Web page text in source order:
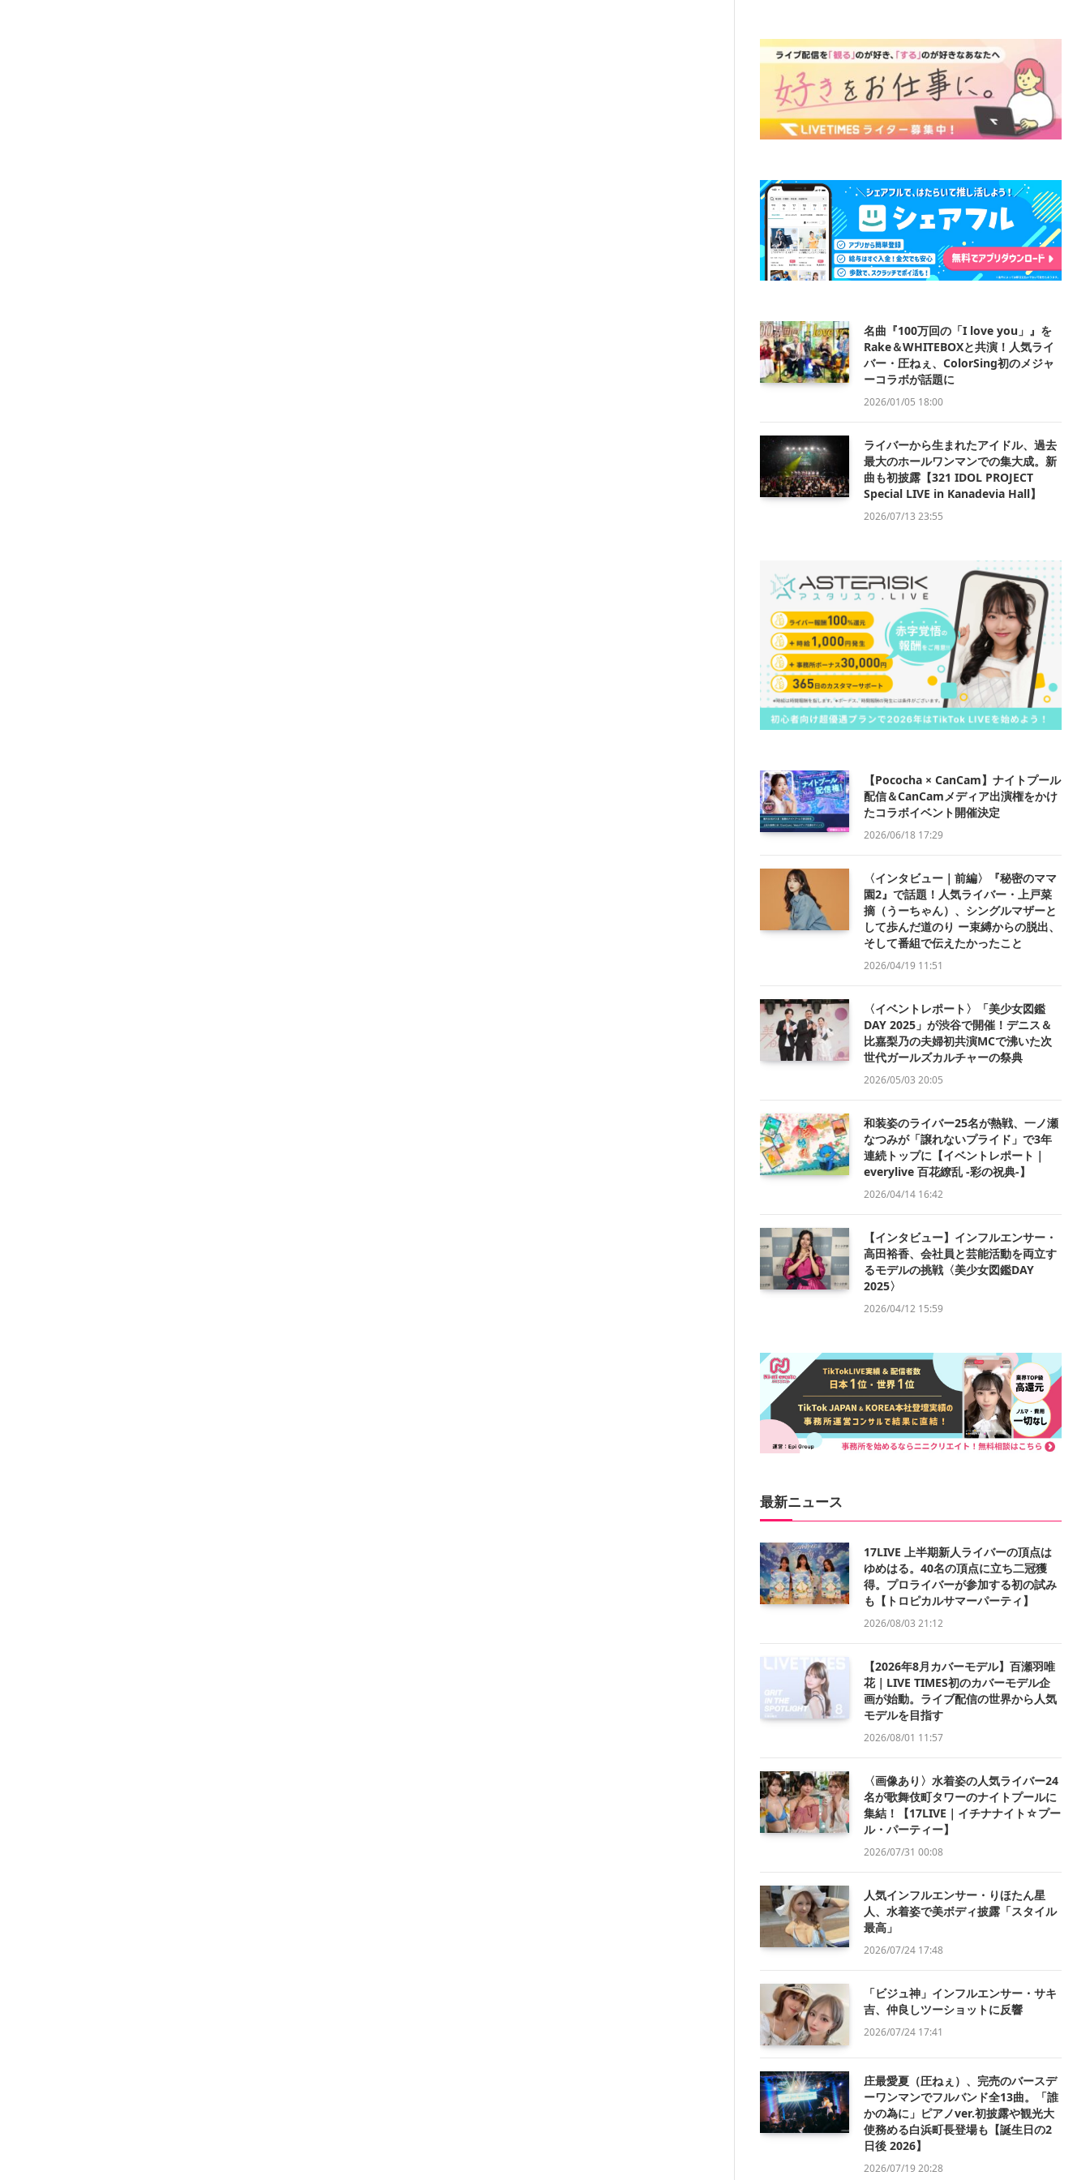
名曲『100万回の「I love you」』を
Rake＆WHITEBOXと共演！人気ライ
バー・圧ねぇ、ColorSing初のメジャ
ーコラボが話題に
2026/01/05 18:00
ライバーから生まれたアイドル、過去
最大のホールワンマンでの集大成。新
曲も初披露【321 IDOL PROJECT
Special LIVE in Kanadevia Hall】
2026/07/13 23:55
【Pococha × CanCam】ナイトプール
配信＆CanCamメディア出演権をかけ
たコラボイベント開催決定
2026/06/18 17:29
〈インタビュー｜前編〉『秘密のママ
園2』で話題！人気ライバー・上戸菜
摘（うーちゃん）、シングルマザーと
して歩んだ道のり ー束縛からの脱出、
そして番組で伝えたかったこと
2026/04/19 11:51
〈イベントレポート〉「美少女図鑑
DAY 2025」が渋谷で開催！デニス＆
比嘉梨乃の夫婦初共演MCで沸いた次
世代ガールズカルチャーの祭典
2026/05/03 20:05
和装姿のライバー25名が熱戦、一ノ瀬
なつみが「譲れないプライド」で3年
連続トップに【イベントレポート｜
everylive 百花繚乱 -彩の祝典-】
2026/04/14 16:42
【インタビュー】インフルエンサー・
高田裕香、会社員と芸能活動を両立す
るモデルの挑戦〈美少女図鑑DAY
2025〉
2026/04/12 15:59
最新ニュース
17LIVE 上半期新人ライバーの頂点は
ゆめはる。40名の頂点に立ち二冠獲
得。プロライバーが参加する初の試み
も【トロピカルサマーパーティ】
2026/08/03 21:12
【2026年8月カバーモデル】百瀬羽唯
花｜LIVE TIMES初のカバーモデル企
画が始動。ライブ配信の世界から人気
モデルを目指す
2026/08/01 11:57
〈画像あり〉水着姿の人気ライバー24
名が歌舞伎町タワーのナイトプールに
集結！【17LIVE｜イチナナイト☆プー
ル・パーティー】
2026/07/31 00:08
人気インフルエンサー・りほたん星
人、水着姿で美ボディ披露「スタイル
最高」
2026/07/24 17:48
「ビジュ神」インフルエンサー・サキ
吉、仲良しツーショットに反響
2026/07/24 17:41
庄最愛夏（圧ねぇ）、完売のバースデ
ーワンマンでフルバンド全13曲。「誰
かの為に」ピアノver.初披露や観光大
使務める白浜町長登場も【誕生日の2
日後 2026】
2026/07/19 20:28